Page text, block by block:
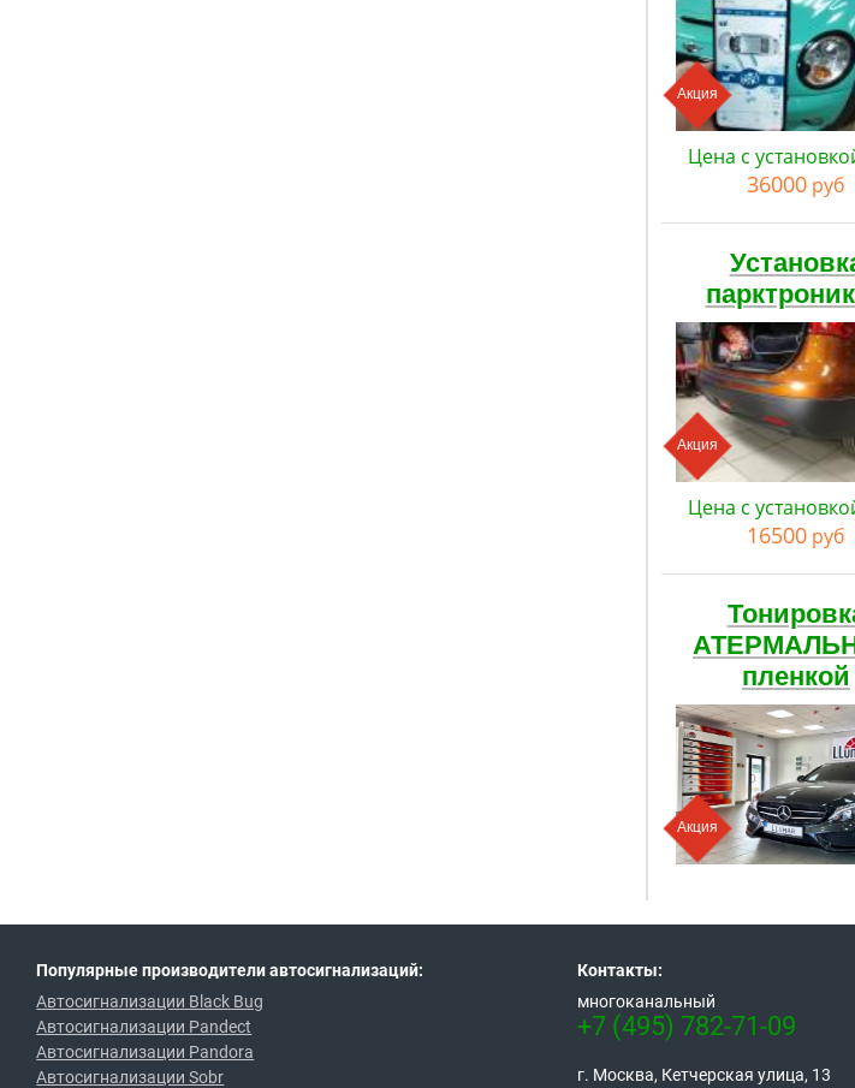
Акция
Цена с
36000 руб
Акция
Цена с
16500 руб
пленкой
Акция
Популярные производители автосигнализаций:
Автосигнализации Black Bug
Автосигнализации Pandect
Автосигнализации Pandora
Автосигнализации Sobr
Контакты:
многоканальный
+7 (495) 782-71-09
г. Москва, Кетчерская улица, 13